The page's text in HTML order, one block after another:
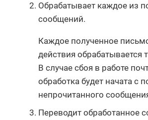
Обрабатывает каждое из
сообщений.
Каждое полученное
действия обрабатывается
В случае сбоя в работе
обработка будет начата с
непрочитанного
Переводит обработанное